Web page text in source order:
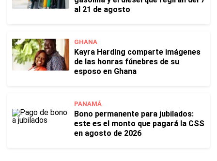
al 21 de agosto
GHANA
Kayra Harding comparte imágenes
de las honras fúnebres de su
esposo en Ghana
PANAMÁ
Bono permanente para jubilados:
este es el monto que pagará la CSS
en agosto de 2026